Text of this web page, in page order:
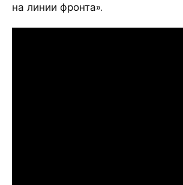
на линии фронта».